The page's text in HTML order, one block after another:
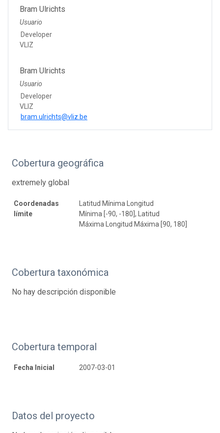
Bram Ulrichts
Usuario
Developer
VLIZ
Bram Ulrichts
Usuario
Developer
VLIZ
bram.ulrichts@vliz.be
Cobertura geográfica
extremely global
Coordenadas
límite
Latitud Mínima Longitud
Mínima [-90, -180], Latitud
Máxima Longitud Máxima [90, 180]
Cobertura taxonómica
No hay descripción disponible
Cobertura temporal
Fecha Inicial 2007-03-01
Datos del proyecto